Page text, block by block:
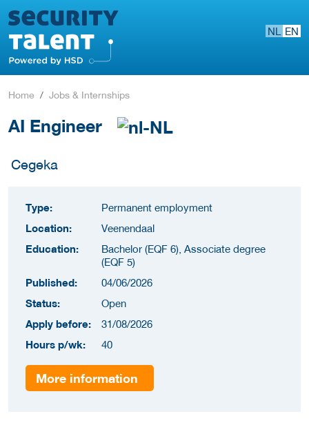
NL EN
Home Jobs & Internships
AI Engineer
Cegeka
Type:
Permanent employment
Location:
Veenendaal
Education:
Bachelor (EQF 6), Associate degree
(EQF 5)
Published:
04/06/2026
Status:
Open
Apply before:
31/08/2026
Hours p/wk:
40
More information